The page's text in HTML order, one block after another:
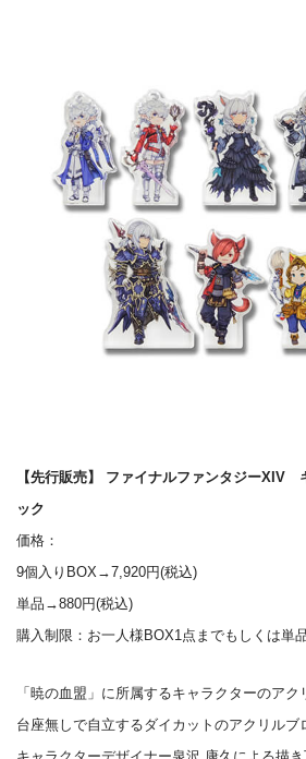
【先行販売】 ファイナルファンタジーXIV
ック
価格：
9個入りBOX→7,920円(税込)
単品→880円(税込)
購入制限：お一人様BOX1点までもしくは単
「暁の血盟」に所属するキャラクターのアク
台座無しで自立するダイカットのアクリルブ